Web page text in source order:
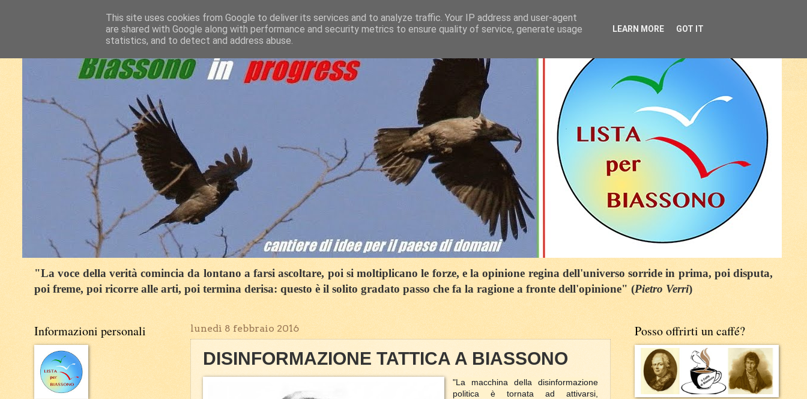
"La voce della verità comincia da lontano a farsi ascoltare, poi si moltiplicano le forze, e la opinione regina dell'universo sorride in prima, poi disputa,
poi freme, poi ricorre alle arti, poi termina derisa: questo è il solito gradato passo che fa la ragione a fronte dell'opinione" (Pietro Verri)
lunedì 8 febbraio 2016
DISINFORMAZIONE TATTICA A BIASSONO
"La macchina della disinformazione
politica è tornata ad attivarsi,
Informazioni personali Posso offrirti un caffé?
This site uses cookies from Google to deliver its services and to analyze traffic. Your IP address and user-agent
are shared with Google along with performance and security metrics to ensure quality of service, generate usage
statistics, and to detect and address abuse.
LEARN MORE GOT IT